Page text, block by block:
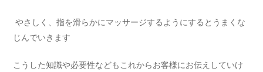
やさしく、指を滑らかにマッサージするようにするとうまくな
じんでいきます
こうした知識や必要性などもこれからお客様にお伝えしていけ